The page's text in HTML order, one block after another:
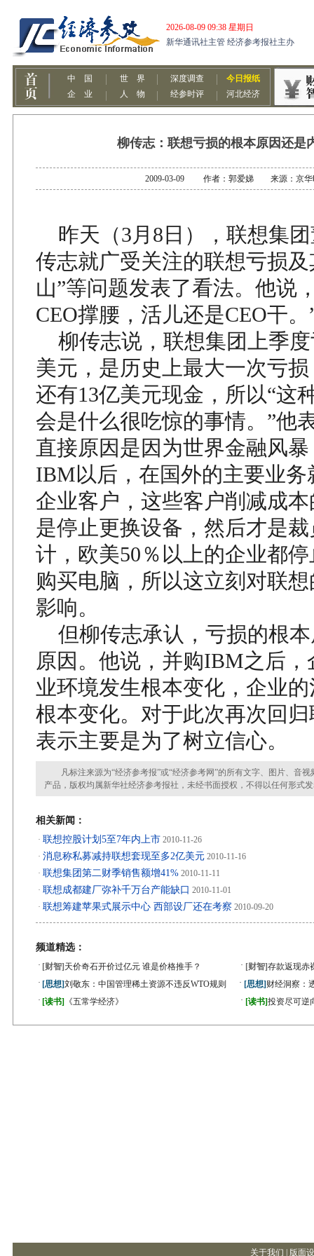
柳传志：联想亏损的根本原因还是
2009-03-09 作者：郭爱娣 来源：京华
昨天（3月8日），联想集
传志就广受关注的联想亏损及
山”等问题发表了看法。他说
CEO撑腰，活儿还是CEO干。
柳传志说，联想集团上季度
美元，是历史上最大一次亏
还有13亿美元现金，所以“这
会是什么很吃惊的事情。”他
直接原因是因为世界金融风
IBM以后，在国外的主要业务
企业客户，这些客户削减成
是停止更换设备，然后才是
计，欧美50％以上的企业都
购买电脑，所以这立刻对联
影响。
但柳传志承认，亏损的根
原因。他说，并购IBM之后，
业环境发生根本变化，企业
根本变化。对于此次再次回
表示主要是为了树立信心。
凡标注来源为“经济参考报”或“经济参考网”的所有文字、图片、音视
产品，版权均属新华社经济参考报社，未经书面授权，不得以任何形式
相关新闻：
· 联想控股计划5至7年内上市 2010-11-26
· 消息称私募减持联想套现至多2亿美元 2010-11-16
· 联想集团第二财季销售额增41% 2010-11-11
· 联想成都建厂弥补千万台产能缺口 2010-11-01
· 联想筹建苹果式展示中心 西部设厂还在考察 2010-09-20
频道精选：
· [财智] 天价奇石开价过亿元 谁是价格推手？ · [财智]存款返现赤
· [思想]刘敬东：中国管理稀土资源不违反WTO规则 · [思想] 财经洞察：
· [读书] 《五常学经济》 · [读书]投资尽可逆
关于我们 | 版面